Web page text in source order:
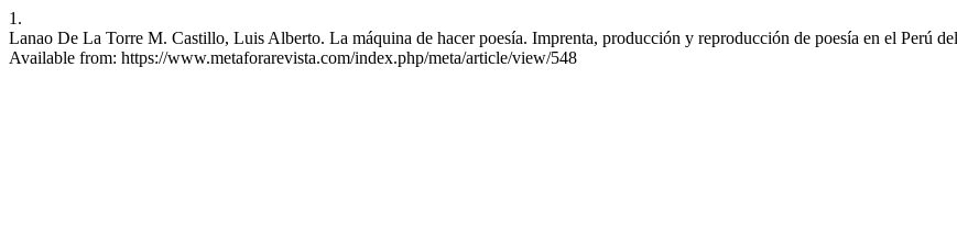
1.
Lanao De La Torre M. Castillo, Luis Alberto. La máquina de hacer poesía. Imprenta, producción y reproducción de poesía en el
Available from: https://www.metaforarevista.com/index.php/meta/article/view/548